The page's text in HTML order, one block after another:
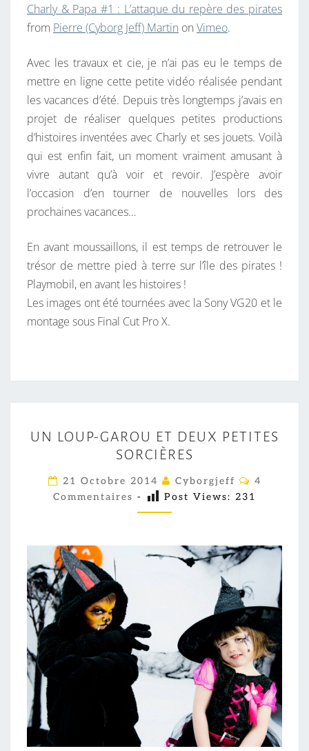
D
U
E
P
È
R
E
D
E
S
Charly & Papa #1 : L’attaque du repère des pirates
from Pierre (Cyborg Jeff) Martin on Vimeo.
Avec les travaux et cie, je n’ai pas eu le temps de
mettre en ligne cette petite vidéo réalisée pendant
les vacances d’été. Depuis très longtemps j’avais en
projet de réaliser quelques petites productions
d’histoires inventées avec Charly et ses jouets. Voilà
qui est enfin fait, un moment vraiment amusant à
vivre autant qu’à voir et revoir. J’espère avoir
l’occasion d’en tourner de nouvelles lors des
prochaines vacances…
En avant moussaillons, il est temps de retrouver le
trésor de mettre pied à terre sur l’île des pirates !
Playmobil, en avant les histoires !
Les images ont été tournées avec la Sony VG20 et le
montage sous Final Cut Pro X.
N
L
O
P
G
T
D
UN LOUP-GAROU ET DEUX PETITES
SORCIÈRES
21 Octobre 2014 Cyborgjeff
C
M
T
A
E
S
4
Commentaires - Post Views: 231